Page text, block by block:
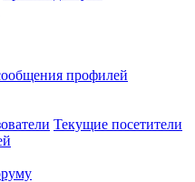
профилей
Текущие посетители